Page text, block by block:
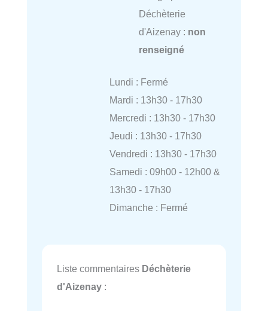
Déchèterie
d'Aizenay : non
renseigné
Lundi : Fermé
Mardi : 13h30 - 17h30
Mercredi : 13h30 - 17h30
Jeudi : 13h30 - 17h30
Vendredi : 13h30 - 17h30
Samedi : 09h00 - 12h00 &
13h30 - 17h30
Dimanche : Fermé
Liste commentaires Déchèterie
d'Aizenay :